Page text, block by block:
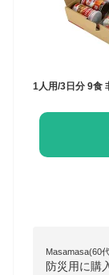
Masamasa(60
防災用に購